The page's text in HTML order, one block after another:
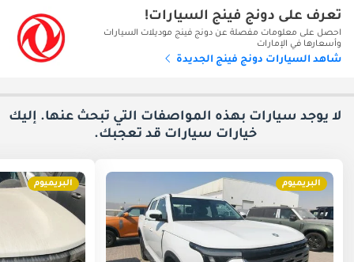
تعرف على دونج فينج السيارات!
احصل على معلومات مفصلة عن دونج فينج موديلات السيارات
وأسعارها في الإمارات
شاهد السيارات دونج فينج الجديدة
لا يوجد سيارات بهذه المواصفات التي تبحث عنها. إليك
خيارات سيارات قد تعجبك.
البريميوم البريميوم